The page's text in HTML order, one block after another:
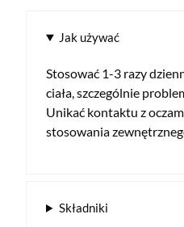
Jak używać
Stosować 1-3 razy
ciała, szczególnie
Unikać kontaktu z
stosowania
Składniki